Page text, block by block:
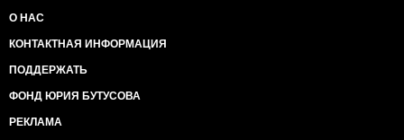
О НАС
КОНТАКТНАЯ ИНФОРМАЦИЯ
ПОДДЕРЖАТЬ
ФОНД ЮРИЯ БУТУСОВА
РЕКЛАМА